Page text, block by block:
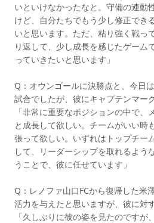
いといけなかったなと。守備の連動
けど、自分たちでもう少し修正でき
いと思います。ただ、粘り強く戦っ
り返して、少し成長を感じたゲーム
っていきたいと思います」
Q：オウンゴールに決勝点と、今日
試合でしたが、彼にキャプテンマー
「非常に重要なポジションの中で、
と成長して欲しい。チームがいい時
張って欲しい。いずれはトップチー
して、リーダーシップを取れるよう
うことで、彼に任せています」
Q：レノファ山口FCから復帰した米
活力を与えたと思いますが、彼に対
「久しぶりに彼の姿を見たのですが